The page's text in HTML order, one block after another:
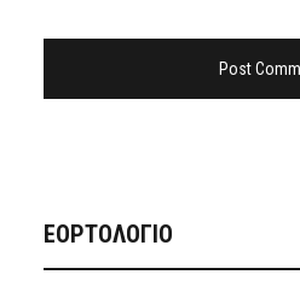
ΕΟΡΤΟΛΟΓΙΟ